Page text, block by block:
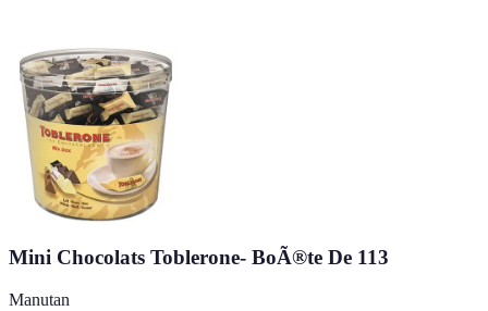
Mini Chocolats Toblerone- BoÃ®te De 113
Manutan